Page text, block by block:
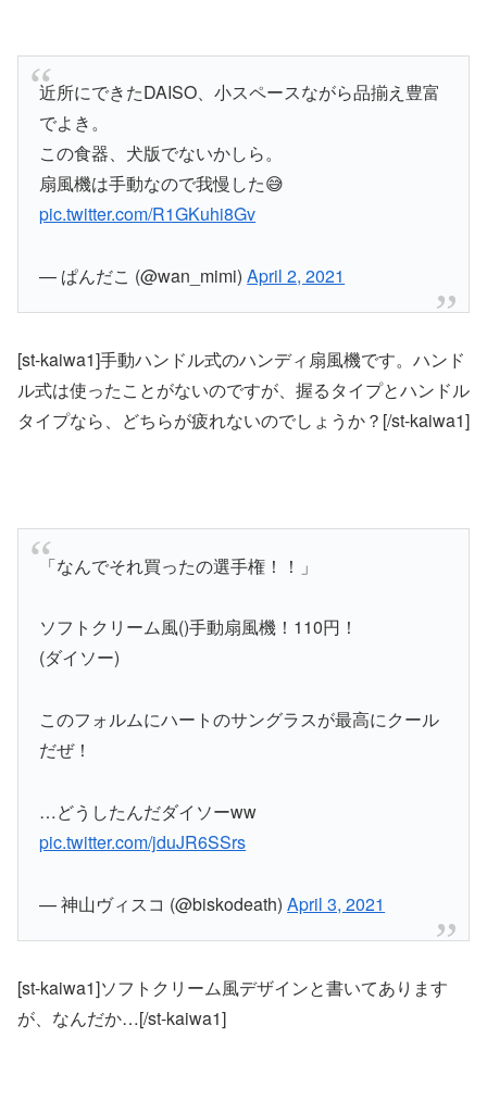
近所にできたDAISO、小スペースながら品揃え豊富
でよき。
この食器、犬版でないかしら。
扇風機は手動なので我慢した😅
pic.twitter.com/R1GKuhi8Gv
— ぱんだこ (@wan_mimi)April 2, 2021
[st-kaiwa1]手動ハンドル式のハンディ扇風機です。ハンド
ル式は使ったことがないのですが、握るタイプとハンドル
タイプなら、どちらが疲れないのでしょうか？[/st-kaiwa1]
「なんでそれ買ったの選手権！！」
ソフトクリーム風()手動扇風機！110円！
(ダイソー)
このフォルムにハートのサングラスが最高にクール
だぜ！
…どうしたんだダイソーww
pic.twitter.com/jduJR6SSrs
— 神山ヴィスコ (@biskodeath)April 3, 2021
[st-kaiwa1]ソフトクリーム風デザインと書いてあります
が、なんだか…[/st-kaiwa1]